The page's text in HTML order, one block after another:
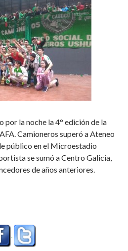
por la noche la 4° edición de la
Camioneros superó a Ateneo
público en el Microestadio
se sumó a Centro Galicia,
de años anteriores.
levantó la Copa por primera vez